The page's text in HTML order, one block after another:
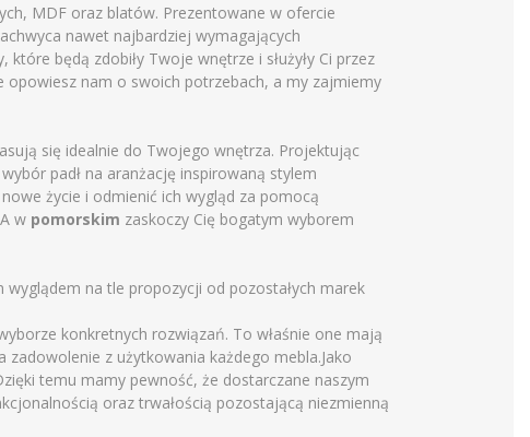
MDF oraz blatów. Prezentowane w ofercie
nawet najbardziej wymagających
które będą zdobiły Twoje wnętrze i służyły Ci przez
opowiesz nam o swoich potrzebach, a my zajmiemy
się idealnie do Twojego wnętrza. Projektując
padł na aranżację inspirowaną stylem
życie i odmienić ich wygląd za pomocą
w pomorskim zaskoczy Cię bogatym wyborem
na tle propozycji od pozostałych marek
konkretnych rozwiązań. To właśnie one mają
z użytkowania każdego mebla.Jako
temu mamy pewność, że dostarczane naszym
oraz trwałością pozostającą niezmienną